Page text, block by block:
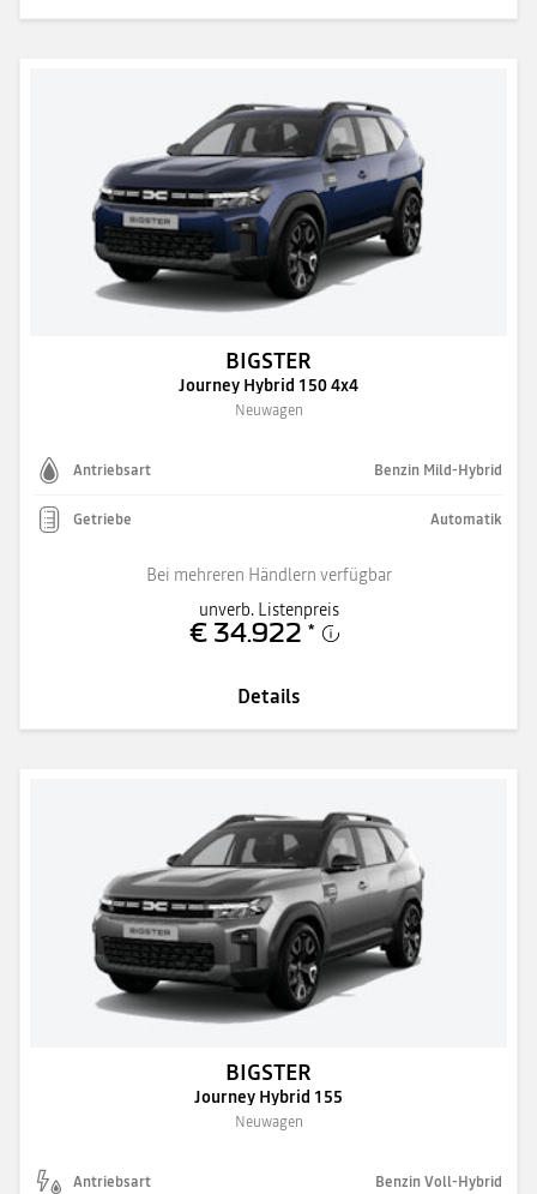
BIGSTER
Journey Hybrid 150 4x4
Neuwagen
Antriebsart Benzin Mild-Hybrid
Getriebe Automatik
Bei mehreren Händlern verfügbar
unverb. Listenpreis
€ 34.922 *
Details
BIGSTER
Journey Hybrid 155
Neuwagen
Antriebsart Benzin Voll-Hybrid